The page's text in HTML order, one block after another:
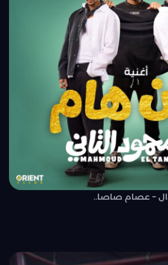
– عصام صاصا..